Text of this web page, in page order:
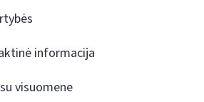
informacija
visuomene